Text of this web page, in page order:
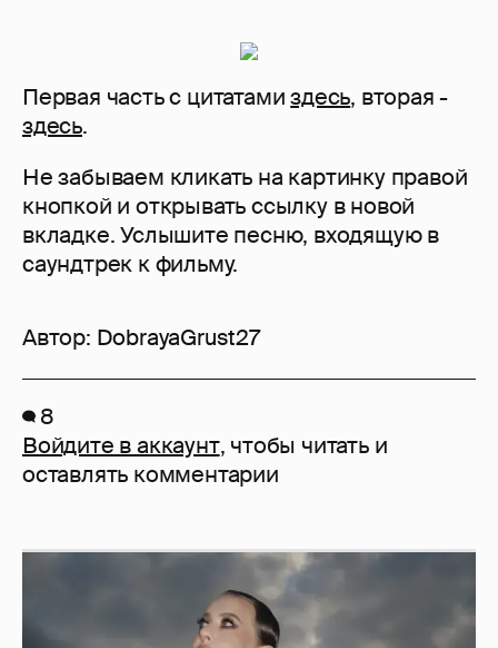
Первая часть с цитатамиздесь, вторая -
здесь.
Не забываем кликать на картинку правой
кнопкой и открывать ссылку в новой
вкладке. Услышите песню, входящую в
саундтрек к фильму.
Автор: DobrayaGrust27
8
Войдите в аккаунт, чтобы читать и
оставлять комментарии